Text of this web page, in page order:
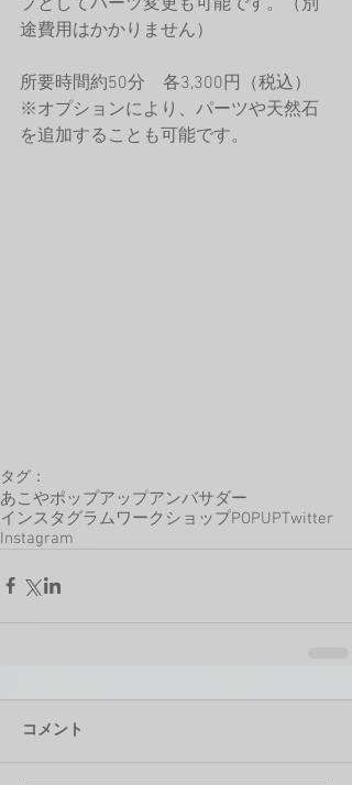
プとしてパーツ変更も可能です。（別
途費用はかかりません）
所要時間約50分　各3,300円（税込）
※オプションにより、パーツや天然石
を追加することも可能です。
タグ：
あこやポップアップアンバサダー
インスタグラムワークショップPOPUPTwitter
Instagram
コメント